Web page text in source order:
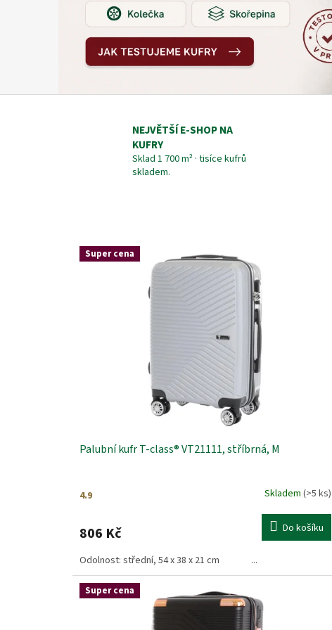
a
NEJVĚTŠÍ E-SHOP NA
KUFRY
Sklad 1 700 m² · tisíce kufrů
skladem.
Super cena
Palubní kufr T-class® VT21111, stříbrná, M
Průměrné
je
z
5
hvězdiček.
Skladem(>5 ks)
806 Kč Do košíku
Odolnost: střední, 54 x 38 x 21 cm ...
Super cena